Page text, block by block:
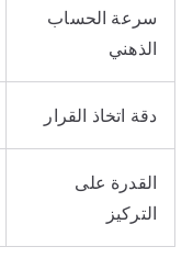
سرعة الحساب
الذهني
دقة اتخاذ القرار
القدرة على
التركيز